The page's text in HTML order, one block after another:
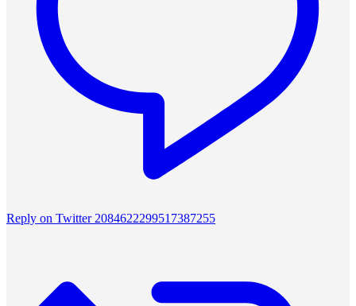
Reply on Twitter 2084622299517387255